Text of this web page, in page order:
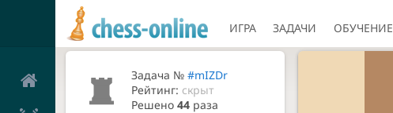
ИГРА ЗАДАЧИ ОБУЧЕНИЕ
Задача №#mIZDr
Рейтинг: скрыт
Решено44 раза